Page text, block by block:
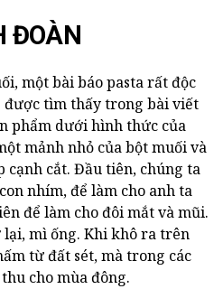
ĐOÀN
một bài báo pasta rất độc
được tìm thấy trong bài viết
phẩm dưới hình thức của
mảnh nhỏ của bột muối và
cạnh cắt. Đầu tiên, chúng ta
nhím, để làm cho anh ta
để làm cho đôi mắt và mũi.
mì ống. Khi khô ra trên
từ đất sét, mà trong các
cho mùa đông.